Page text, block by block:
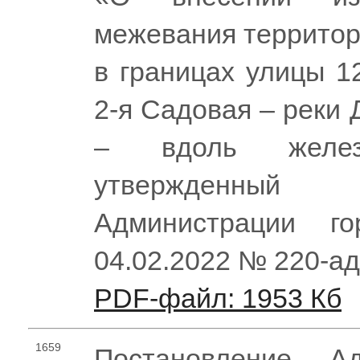
межевания
в границах улицы
2-я Садовая – реки
– вдоль
утвержденный
Администрации
04.02.2022 № 220-
PDF-файл: 1953 Кб
1659